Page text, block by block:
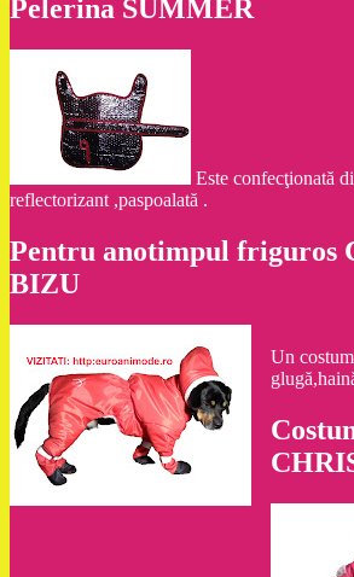
Pelerina SUMMER
Este confecţionată
reflectorizant ,paspoalată .
Pentru anotimpul friguros
BIZU
Un